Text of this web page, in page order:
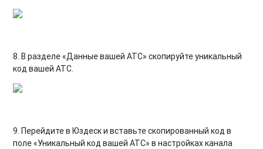
8. В разделе «Данные вашей АТС»скопируйте уникальный
код вашей АТС.
9. Перейдите в Юздеск и вставьте скопированный код в
поле «Уникальный код вашей АТС» в настройках канала